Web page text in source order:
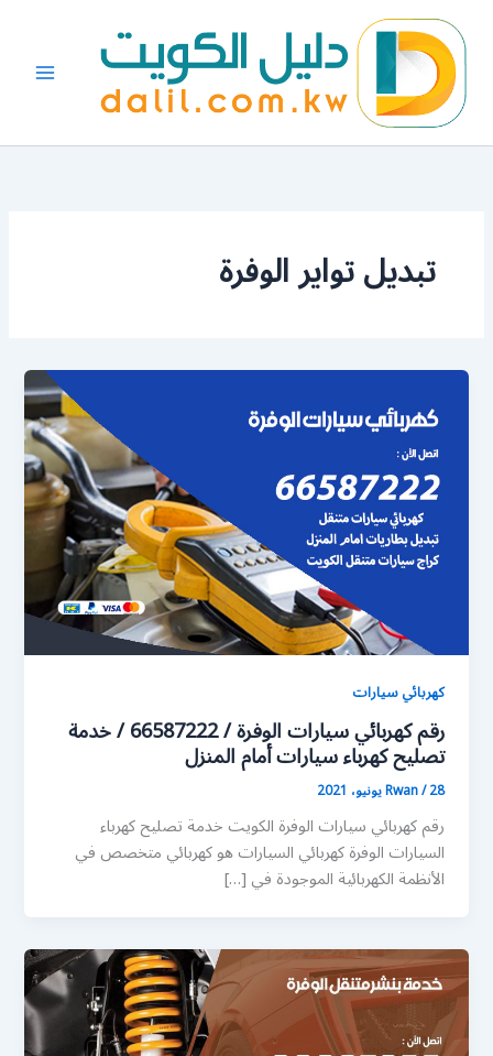
المحتوى
تبديل تواير الوفرة
كهربائي سيارات
رقم كهربائي سيارات الوفرة / 66587222 / خدمة
تصليح كهرباء سيارات أمام المنزل
Rwan/28 يونيو، 2021
رقم كهربائي سيارات الوفرة الكويت خدمة تصليح كهرباء
السيارات الوفرة كهربائي السيارات هو كهربائي متخصص في
الأنظمة الكهربائية الموجودة في […]